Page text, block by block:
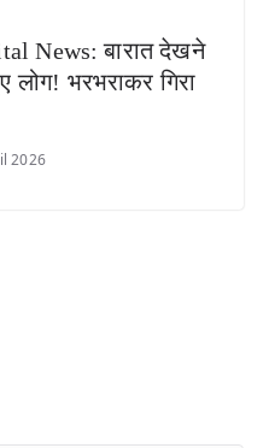
News: बारात देखने
लोग! भरभराकर गिरा
2026